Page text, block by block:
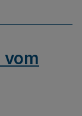
vom